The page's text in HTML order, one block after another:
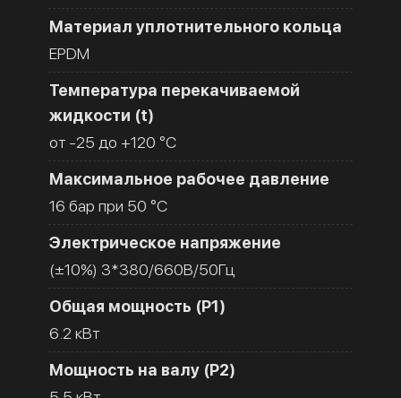
Материал уплотнительного кольца
EPDM
Температура перекачиваемой
жидкости (t)
от -25 до +120 °C
Максимальное рабочее давление
16 бар при 50 °C
Электрическое напряжение
(±10%) 3*380/660В/50Гц
Общая мощность (Р1)
6.2 кВт
Мощность на валу (Р2)